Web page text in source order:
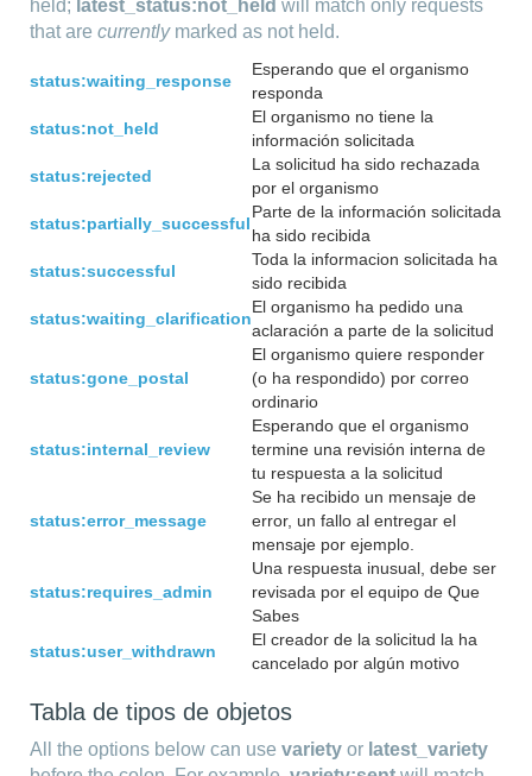
held; latest_status:not_held will match only requests
that are currentlymarked as not held.
status:waiting_response
Esperando que el organismo
responda
status:not_held
El organismo no tiene la
información solicitada
status:rejected
La solicitud ha sido rechazada
por el organismo
status:partially_successful
Parte de la información solicitada
ha sido recibida
status:successful
Toda la informacion solicitada ha
sido recibida
status:waiting_clarification
El organismo ha pedido una
aclaración a parte de la solicitud
status:gone_postal
El organismo quiere responder
(o ha respondido) por correo
ordinario
status:internal_review
Esperando que el organismo
termine una revisión interna de
tu respuesta a la solicitud
status:error_message
Se ha recibido un mensaje de
error, un fallo al entregar el
mensaje por ejemplo.
status:requires_admin
Una respuesta inusual, debe ser
revisada por el equipo de Que
Sabes
status:user_withdrawn
El creador de la solicitud la ha
cancelado por algún motivo
Tabla de tipos de objetos
All the options below can use variety or latest_variety